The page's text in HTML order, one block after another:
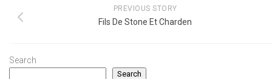
PREVIOUS STORY
Fils De Stone Et Charden
Search
Search